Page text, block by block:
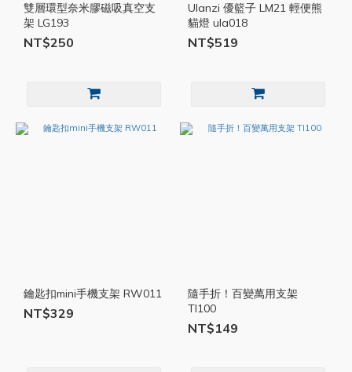
雙層環型奈米膠磁吸真空支
架 LG193
NT$250
Ulanzi 優籃子 LM21 輕便熊
貓燈 ula018
NT$519
鑰匙扣mini手機支架 RW011
NT$329
隨手折！百變萬用支架
TI100
NT$149